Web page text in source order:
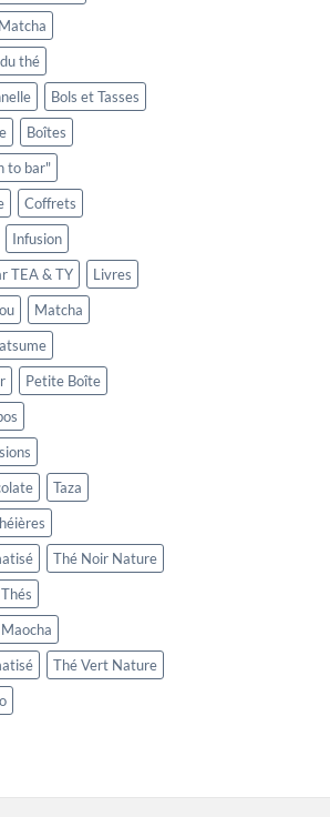
thé
Bols et Tasses
Boîtes
to bar"
Coffrets
Infusion
TEA & TY
Livres
Matcha
Petite Boîte
Taza
Thé Noir Nature
Thés
Thé Vert Nature